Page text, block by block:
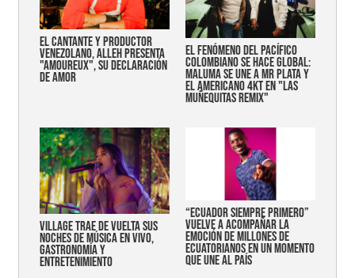
EL CANTANTE Y PRODUCTOR
VENEZOLANO, ALLEH PRESENTA
"AMOUREUX", SU DECLARACIÓN
DE AMOR
EL FENÓMENO DEL PACÍFICO
COLOMBIANO SE HACE GLOBAL:
MALUMA SE UNE A MR PLATA Y
EL AMERICANO 4KT EN "LAS
MUÑEQUITAS REMIX"
Village trae de vuelta sus
noches de música en vivo,
gastronomía y
entretenimiento
“Ecuador siempre primero”
vuelve a acompañar la
emoción de millones de
ecuatorianos en un momento
que une al país